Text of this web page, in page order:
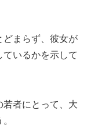
どまらず、彼女が
いるかを示して
者にとって、大